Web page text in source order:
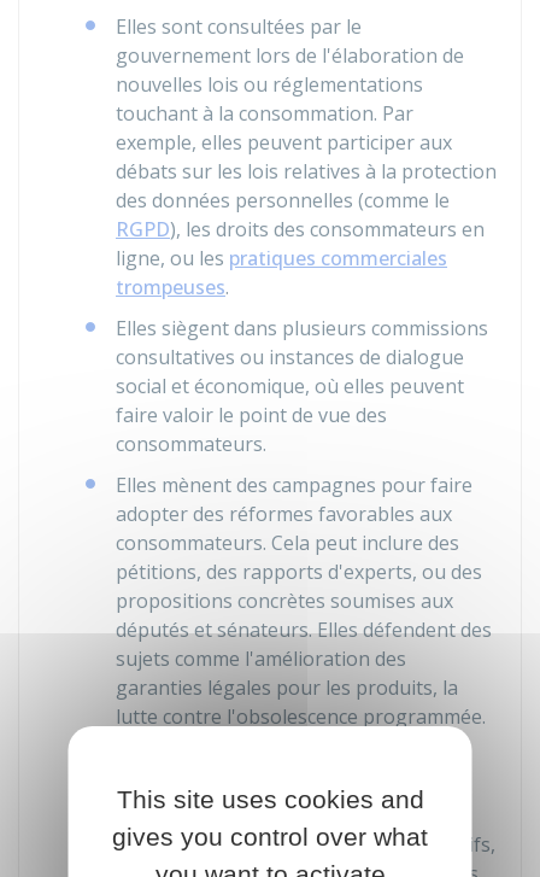
Elles sont consultées par le
gouvernement lors de l'élaboration de
nouvelles lois ou réglementations
touchant à la consommation. Par
exemple, elles peuvent participer aux
débats sur les lois relatives à la protection
des données personnelles (comme le
RGPD), les droits des consommateurs en
ligne, ou les pratiques commerciales
trompeuses.
Elles siègent dans plusieurs commissions
consultatives ou instances de dialogue
social et économique, où elles peuvent
faire valoir le point de vue des
consommateurs.
Elles mènent des campagnes pour faire
adopter des réformes favorables aux
consommateurs. Cela peut inclure des
pétitions, des rapports d'experts, ou des
propositions concrètes soumises aux
députés et sénateurs. Elles défendent des
sujets comme l'amélioration des
garanties légales pour les produits, la
lutte contre l'obsolescence programmée.
d'information
destinées à mobiliser
l'opinion publique autour de certains
enjeux, comme les frais bancaires abusifs,
This site uses cookies and
gives you control over what